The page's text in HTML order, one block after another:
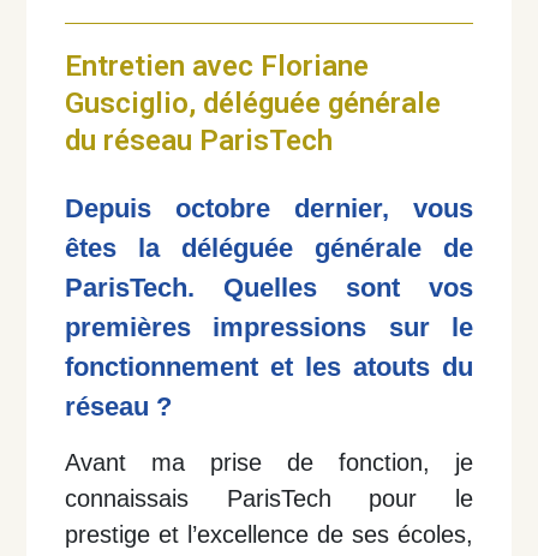
Entretien avec Floriane
Gusciglio, déléguée générale
du réseau ParisTech
Depuis octobre dernier, vous
êtes la déléguée générale de
ParisTech. Quelles sont vos
premières impressions sur le
fonctionnement et les atouts du
réseau ?
Avant ma prise de fonction, je
connaissais ParisTech pour le
prestige et l’excellence de ses écoles,